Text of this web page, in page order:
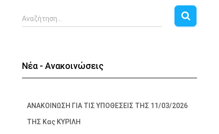
Α
ν
τ
η
Αναζήτηση…
Νέα - Ανακοινώσεις
ΑΝΑΚΟΙΝΩΣΗ ΓΙΑ ΤΙΣ ΥΠΟΘΕΣΕΙΣ ΤΗΣ 11/03/2026
ΤΗΣ Κας ΚΥΡΙΛΗ